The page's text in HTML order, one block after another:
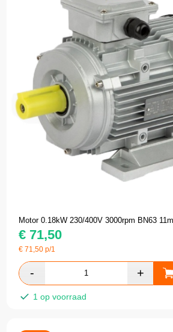
Motor 0.18kW 230/400V 3000rpm BN63
€ 71,50
€71,50 p/1
1 op voorraad